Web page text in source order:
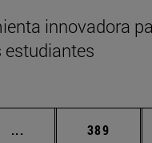
innovadora
estudiantes
... Páginas intermedias
Página
389